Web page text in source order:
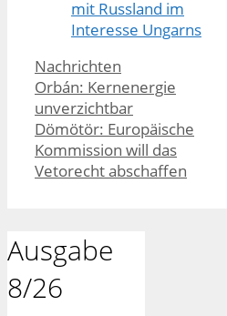
mit Russland im
Interesse Ungarns
Kategorien
Nachrichten
Orbán: Kernenergie
unverzichtbar
Dömötör: Europäische
Kommission will das
Vetorecht abschaffen
Ausgabe
8/26